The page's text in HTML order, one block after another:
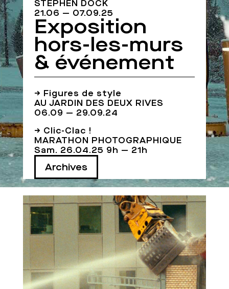
STEPHEN DOCK
21.06 — 07.09.25
Exposition
hors-les-murs
& événement
→ Figures de style
AU JARDIN DES DEUX RIVES
06.09 — 29.09.24
→ Clic-Clac !
MARATHON PHOTOGRAPHIQUE
Sam. 26.04.25 9h — 21h
Archives